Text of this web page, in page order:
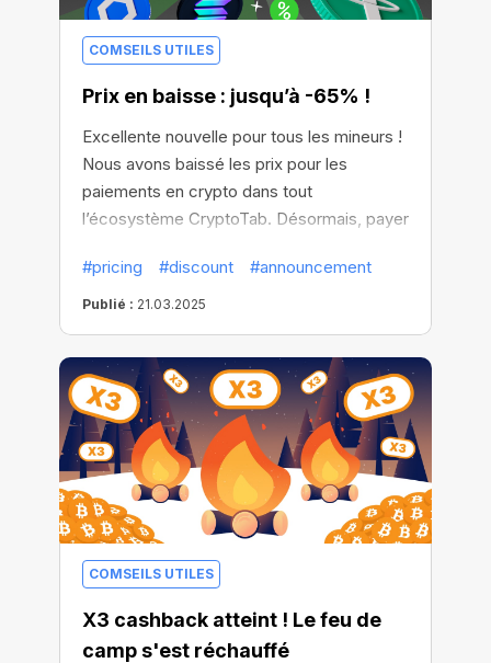
COMSEILS UTILES
Prix en baisse : jusqu’à -65% !
Excellente nouvelle pour tous les mineurs !
Nous avons baissé les prix pour les
paiements en crypto dans tout
l’écosystème CryptoTab. Désormais, payer
crypto !
#pricing #discount #announcement
Publié : 21.03.2025
COMSEILS UTILES
X3 cashback atteint ! Le feu de
camp s'est réchauffé